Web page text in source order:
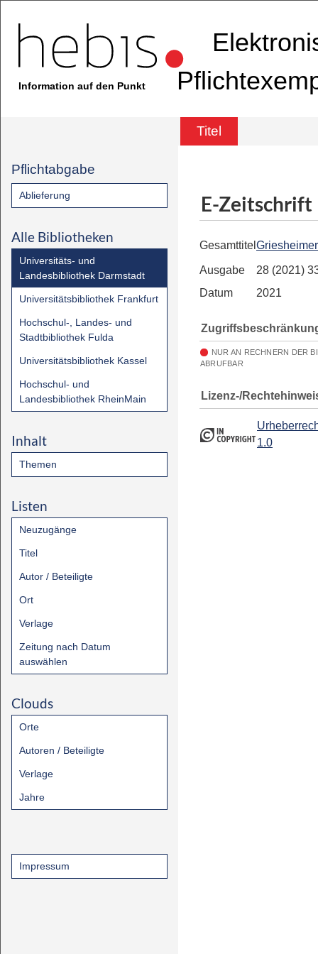
Information auf den Punkt
Titel
Pflichtabgabe
Ablieferung
Alle Bibliotheken
Universitäts- und
Landesbibliothek Darmstadt
Universitätsbibliothek Frankfurt
Hochschul-, Landes- und
Stadtbibliothek Fulda
Universitätsbibliothek Kassel
Hochschul- und
Landesbibliothek RheinMain
Inhalt
Themen
Listen
Neuzugänge
Titel
Autor / Beteiligte
Ort
Verlage
Zeitung nach Datum
auswählen
Clouds
Orte
Autoren / Beteiligte
Verlage
Jahre
Impressum
E-Zeitschrift
Gesamttitel
Ausgabe
28 (2021)
Datum
2021
NUR AN RECHNERN DER
ABRUFBAR
Lizenz-/
1.0